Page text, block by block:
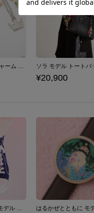
ソラ モデル バッグチャーム 「キングダム ハーツ」シリーズ
¥20,900
激突！グルメレース モデル ハイカットスニーカー 『星のカービィ スーパーデラックス』 （ 2024Ver. ）